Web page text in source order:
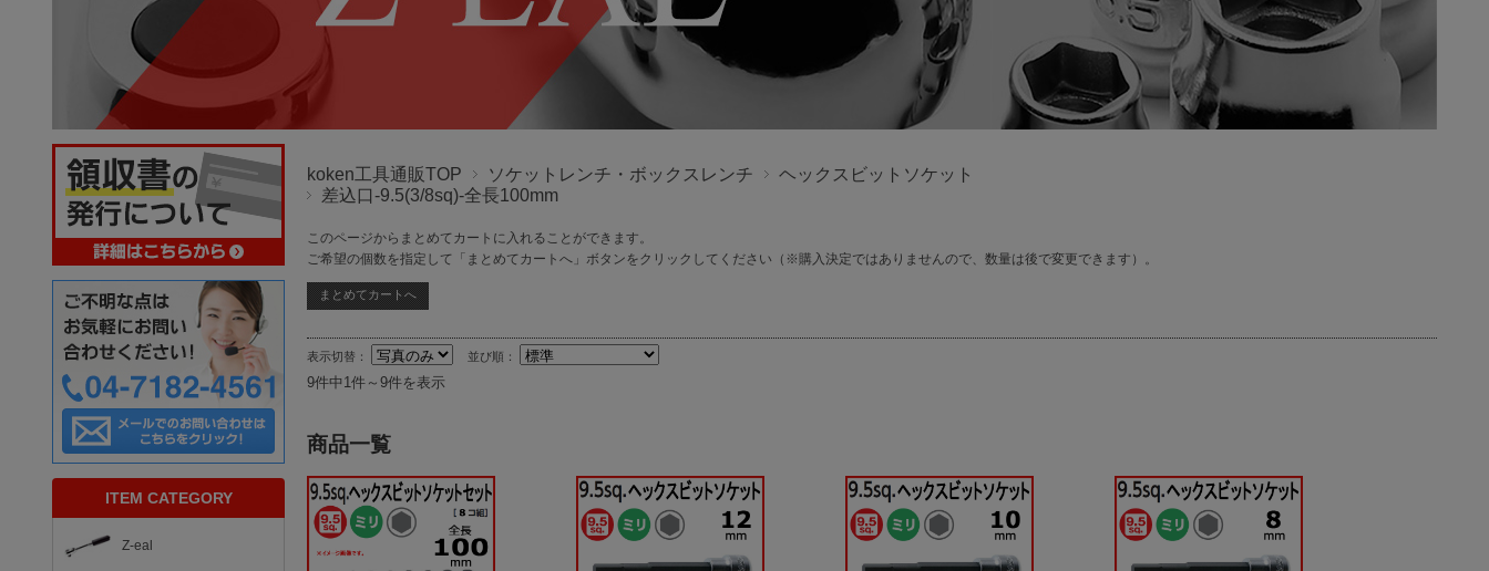
koken工具通販TOP ソケットレンチ・ボックスレンチ
ヘックスビットソケット
差込口-9.5(3/8sq)-全長100mm
このページからまとめてカートに入れることができます。
ご希望の個数を指定して「まとめてカートへ」ボタンをクリックしてください（※購入決定ではありませんので、数量は後で変更できます）。
表示切替： 並び順：
9件中1件～9件を表示
商品一覧
ITEM CATEGORY
Z-eal